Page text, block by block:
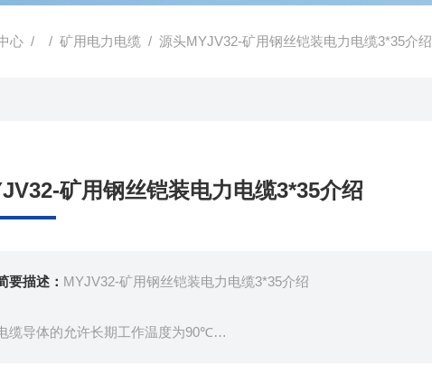
心 / /矿用电力电缆 / 源头MYJV32-矿用钢丝铠装电力电缆3*35介绍
矿用钢丝铠装电力电缆3*35介绍
要描述： MYJV32-矿用钢丝铠装电力电缆3*35介绍
缆导体的允许长期工作温度为90℃